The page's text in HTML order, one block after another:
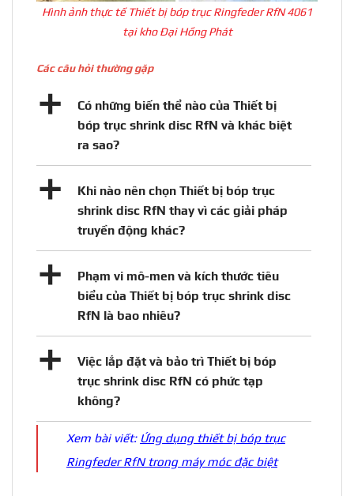
Hình ảnh thực tế Thiết bị bóp trục Ringfeder RfN 4061
tại kho Đại Hồng Phát
Các câu hỏi thường gặp
a
Có những biến thể nào của Thiết bị
bóp trục shrink disc RfN và khác biệt
ra sao?
a
Khi nào nên chọn Thiết bị bóp trục
shrink disc RfN thay vì các giải pháp
truyền động khác?
a
Phạm vi mô-men và kích thước tiêu
biểu của Thiết bị bóp trục shrink disc
RfN là bao nhiêu?
a
Việc lắp đặt và bảo trì Thiết bị bóp
trục shrink disc RfN có phức tạp
không?
Xem bài viết: Ứng dụng thiết bị bóp trục
Ringfeder RfN trong máy móc đặc biệt